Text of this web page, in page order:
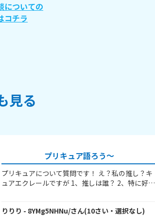
についての
コチラ
見る
プリキュア語ろう～
プリキュアについて質問です！ え？私の推し？キ
ュアエクレールですが 1、推しは誰？ 2、特に好き
後に一言 私の場合↓ 1、キュアエクレール ジェッ
りりり - 8YMg5NHNu/さん(10さい・選択なし)